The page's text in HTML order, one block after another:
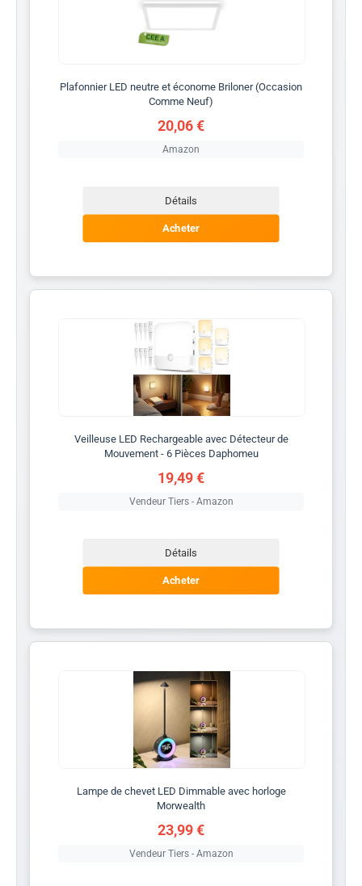
Plafonnier LED neutre et économe Briloner (Occasion
Comme Neuf)
20,06 €
Amazon
Détails
Acheter
Veilleuse LED Rechargeable avec Détecteur de
Mouvement - 6 Pièces Daphomeu
19,49 €
Vendeur Tiers - Amazon
Détails
Acheter
Lampe de chevet LED Dimmable avec horloge
Morwealth
23,99 €
Vendeur Tiers - Amazon